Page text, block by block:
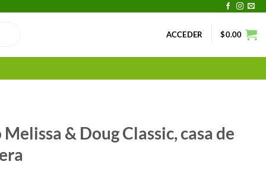
ACCEDER $0.00
& Doug Classic, casa de